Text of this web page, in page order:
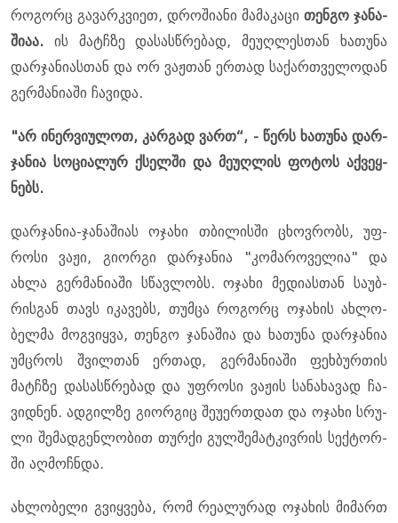
რო­გორც გა­ვარ­კვი­ეთ, დრო­ში­ა­ნი მა­მა­კა­ცი თენ­გო ჯა­ნა­
ში­აა. ის მატჩზე და­სას­წრე­ბად, მე­უღ­ლეს­თან ხა­თუ­ნა
დარ­ჯა­ნი­ას­თან და ორ ვაჟ­თან ერ­თად სა­ქარ­თვე­ლო­დან
გერ­მა­ნი­ა­ში ჩა­ვი­და.
"არ ინერ­ვი­უ­ლოთ, კარ­გად ვართ“, - წერს ხა­თუ­ნა დარ­
ჯა­ნია სო­ცი­ა­ლურ ქსელ­ში და მე­უღ­ლის ფო­ტოს აქ­ვეყ­
ნებს.
დარ­ჯა­ნია-ჯა­ნა­ში­ას ოჯა­ხი თბი­ლის­ში ცხოვ­რობს, უფ­
რო­სი ვაჟი, გი­ორ­გი დარ­ჯა­ნია "კო­მა­რო­ვე­ლია" და
ახლა გერ­მა­ნი­ა­ში სწავ­ლობს. ოჯა­ხი მე­დი­ას­თან სა­უბ­
რის­გან თავს იკა­ვებს, თუმ­ცა რო­გორც ოჯა­ხის ახ­ლო­
ბელ­მა მოგ­ვიყ­ვა, თენ­გო ჯა­ნა­შია და ხა­თუ­ნა დარ­ჯა­ნია
უმ­ცროს შვილ­თან ერ­თად, გერ­მა­ნი­ა­ში ფეხ­ბურ­თის
მატჩზე და­სას­წრე­ბად და უფ­რო­სი ვა­ჟის სა­ნა­ხა­ვად ჩა­
ვიდ­ნენ. ად­გილ­ზე გი­ორ­გიც შე­უ­ერ­თდათ და ოჯა­ხი სრუ­
ლი შე­მად­გენ­ლო­ბით თურ­ქი გულ­შე­მატ­კივ­რის სექ­ტორ­
ში აღ­მოჩ­ნდა.
ახ­ლო­ბე­ლი გვიყ­ვე­ბა, რომ რე­ა­ლუ­რად ოჯა­ხის მი­მართ